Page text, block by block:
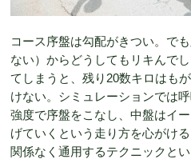
コース序盤は勾配がきつい。で
ない）からどうしてもリキんで
てしまうと、残り20数キロはも
けない。シミュレーションでは
強度で序盤をこなし、中盤はイ
げていくという走り方を心がけ
関係なく通用するテクニックとい